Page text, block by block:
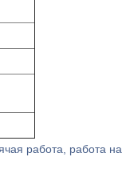
работа, работа